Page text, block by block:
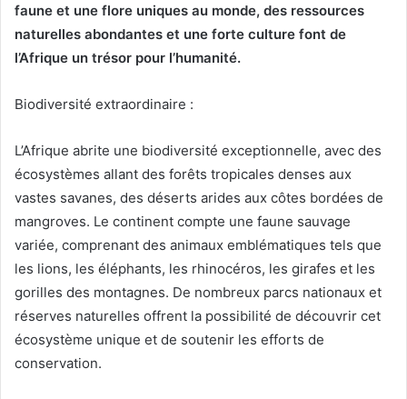
faune et une flore uniques au monde, des ressources
naturelles abondantes et une forte culture font de
l’Afrique un trésor pour l’humanité.
Biodiversité extraordinaire :
L’Afrique abrite une biodiversité exceptionnelle, avec des
écosystèmes allant des forêts tropicales denses aux
vastes savanes, des déserts arides aux côtes bordées de
mangroves. Le continent compte une faune sauvage
variée, comprenant des animaux emblématiques tels que
les lions, les éléphants, les rhinocéros, les girafes et les
gorilles des montagnes. De nombreux parcs nationaux et
réserves naturelles offrent la possibilité de découvrir cet
écosystème unique et de soutenir les efforts de
conservation.